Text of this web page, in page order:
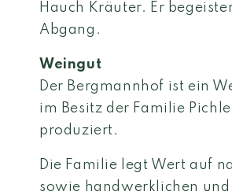
Hauch Kräuter. Er
Abgang.
Weingut
Der Bergmannhof ist ein
im Besitz der Familie
produziert.
Die Familie legt Wert auf
sowie handwerklichen